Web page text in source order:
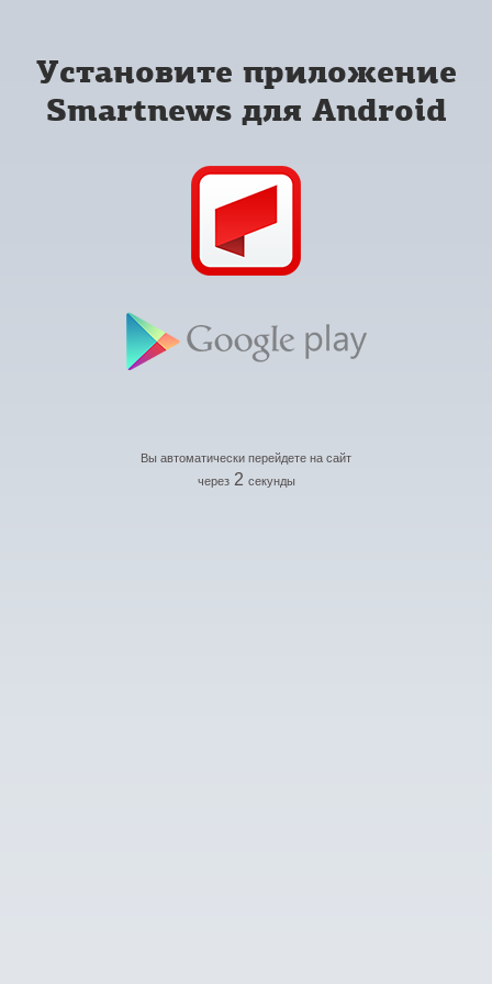
Установите приложение
Smartnews для Android
Вы автоматически перейдете на сайт
через 2 секунды